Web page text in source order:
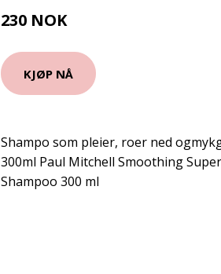
230 NOK
KJØP NÅ
Shampo som pleier, roer ned
300ml Paul Mitchell Smoothing
Shampoo 300 ml